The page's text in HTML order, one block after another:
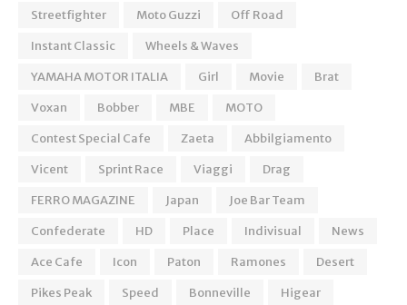
Streetfighter
Moto Guzzi
Off Road
Instant Classic
Wheels & Waves
YAMAHA MOTOR ITALIA
Girl Movie
Brat
Voxan
Bobber MBE
MOTO
Contest Special Cafe
Zaeta
Abbilgiamento
Vicent
Sprint Race Viaggi
Drag
FERRO MAGAZINE
Japan
Joe Bar Team
Confederate
HD Place Indivisual
News
Ace Cafe
Icon Paton Ramones
Desert
Pikes Peak
Speed Bonneville
Higear